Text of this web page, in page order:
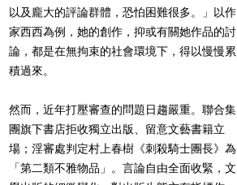
以及龐大的評論群體，恐怕困難很多。」以作
家西西為例，她的創作，抑或有關她作品的討
論，都是在無拘束的社會環境下，得以慢慢累
積過來。
然而，近年打壓審查的問題日趨嚴重。聯合集
團旗下書店拒收獨立出版、留意文藝書籍立
場；淫審處判定村上春樹《刺殺騎士團長》為
「第二類不雅物品」。言論自由全面收緊，文